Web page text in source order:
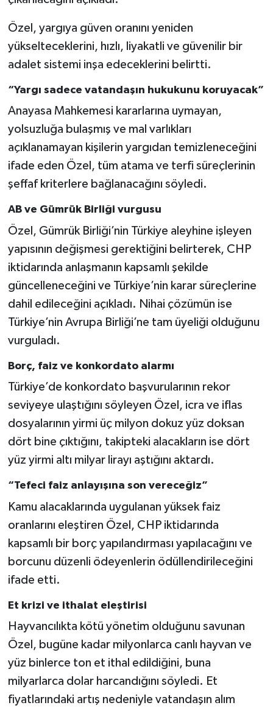
Özel, yargıya güven oranını yeniden
yükselteceklerini, hızlı, liyakatli ve güvenilir bir
adalet sistemi inşa edeceklerini belirtti.
“Yargı sadece vatandaşın hukukunu koruyacak”
Anayasa Mahkemesi kararlarına uymayan,
yolsuzluğa bulaşmış ve mal varlıkları
açıklanamayan kişilerin yargıdan temizleneceğini
ifade eden Özel, tüm atama ve terfi süreçlerinin
şeffaf kriterlere bağlanacağını söyledi.
AB ve Gümrük Birliği vurgusu
Özel, Gümrük Birliği’nin Türkiye aleyhine işleyen
yapısının değişmesi gerektiğini belirterek, CHP
iktidarında anlaşmanın kapsamlı şekilde
güncelleneceğini ve Türkiye’nin karar süreçlerine
dahil edileceğini açıkladı. Nihai çözümün ise
Türkiye’nin Avrupa Birliği’ne tam üyeliği olduğunu
vurguladı.
Borç, faiz ve konkordato alarmı
Türkiye’de konkordato başvurularının rekor
seviyeye ulaştığını söyleyen Özel, icra ve iflas
dosyalarının yirmi üç milyon dokuz yüz doksan
dört bine çıktığını, takipteki alacakların ise dört
yüz yirmi altı milyar lirayı aştığını aktardı.
“Tefeci faiz anlayışına son vereceğiz”
Kamu alacaklarında uygulanan yüksek faiz
oranlarını eleştiren Özel, CHP iktidarında
kapsamlı bir borç yapılandırması yapılacağını ve
borcunu düzenli ödeyenlerin ödüllendirileceğini
ifade etti.
Et krizi ve ithalat eleştirisi
Hayvancılıkta kötü yönetim olduğunu savunan
Özel, bugüne kadar milyonlarca canlı hayvan ve
yüz binlerce ton et ithal edildiğini, buna
milyarlarca dolar harcandığını söyledi. Et
fiyatlarındaki artış nedeniyle vatandaşın alım